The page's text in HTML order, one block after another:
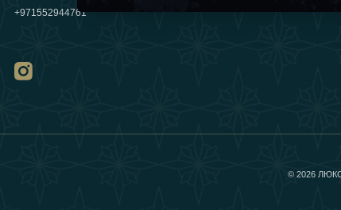
+971552944761
© 2026